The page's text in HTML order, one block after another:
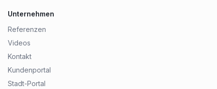
Unternehmen
Referenzen
Videos
Kontakt
Kundenportal
Stadt-Portal